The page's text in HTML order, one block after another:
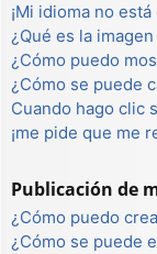
¡Mi idioma no
¿Qué es la
¿Cómo puedo
¿Cómo se puede
Cuando hago clic
¡me pide que me
Publicación de
¿Cómo puedo
¿Cómo se puede